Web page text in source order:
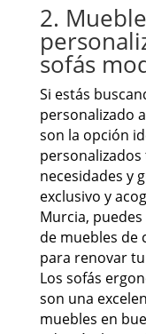
2.
sofás
Si estás
personalizado
son la opción
necesidades y
exclusivo y
Murcia,
de muebles de
para renovar
Los sofás
son una
muebles en